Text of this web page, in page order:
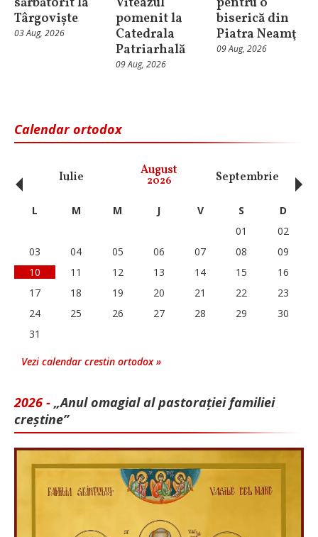
Târgoviște
03 Aug, 2026
pomenit la
Catedrala
Patriarhală
09 Aug, 2026
biserică din
Piatra Neamţ
09 Aug, 2026
Calendar ortodox
Iulie August
2026 Septembrie
‹ L M M J V S
D
01
02
03
04 05 06 07 08
09
10
11 12 13 14 15
16
17
18 19 20 21 22
23
24
25 26 27 28 29
30
31
Vezi calendar crestin ortodox »
2026 - „Anul omagial al pastorației familiei
creștine”